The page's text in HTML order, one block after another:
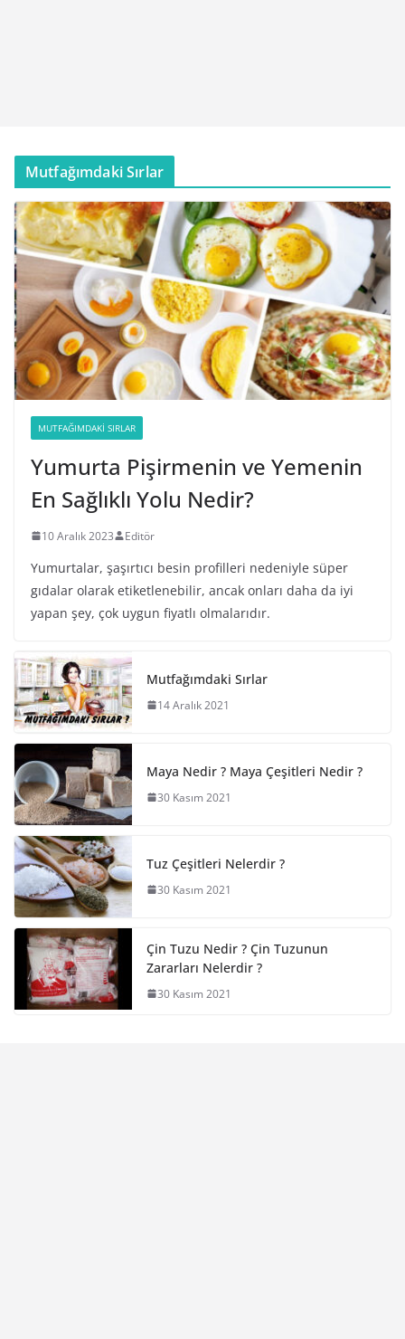
Mutfağımdaki Sırlar
MUTFAĞIMDAKI SIRLAR
Yumurta Pişirmenin ve Yemenin
En Sağlıklı Yolu Nedir?
10 Aralık 2023 Editör
Yumurtalar, şaşırtıcı besin profilleri nedeniyle süper
gıdalar olarak etiketlenebilir, ancak onları daha da iyi
yapan şey, çok uygun fiyatlı olmalarıdır.
Mutfağımdaki Sırlar
14 Aralık 2021
Maya Nedir ? Maya Çeşitleri Nedir ?
30 Kasım 2021
Tuz Çeşitleri Nelerdir ?
30 Kasım 2021
Çin Tuzu Nedir ? Çin Tuzunun
Zararları Nelerdir ?
30 Kasım 2021